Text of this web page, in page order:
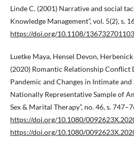
Linde C. (2001) Narrative and social
Knowledge Management”, vol. 5(2), s.
https://doi.org/10.1108/
Luetke Maya, Hensel Devon,
(2020) Romantic Relationship Conflict
Pandemic and Changes in Intimate and
Nationally Representative Sample of
Sex & Marital Therapy”, no. 46, s.
https://doi.org/10.1080/
https://doi.org/10.1080/